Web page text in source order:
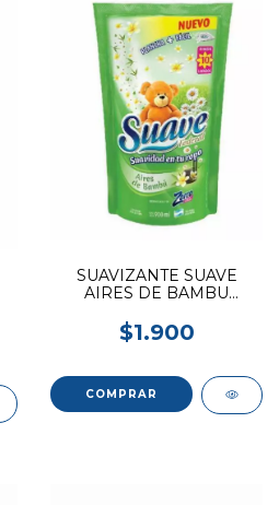
SUAVIZANTE SUAVE
AIRES DE BAMBU
$1.900